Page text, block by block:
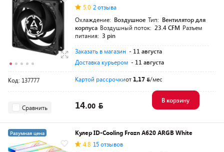
5.0 2 отзыва
Охлаждение: Воздушное Тип: Вентилятор для
корпуса Воздушный поток: 23.4 CFM Разъем
питания: 3 pin
Заказать в магазин - 11 августа
Доставка курьером - 11 августа
Код: 137777 Картой рассрочкиот 1,17 /мес
Сравнить 14.00
В корзину
Разумная цена
Кулер ID-Cooling Frozn A620 ARGB White
4.8 15 отзывов